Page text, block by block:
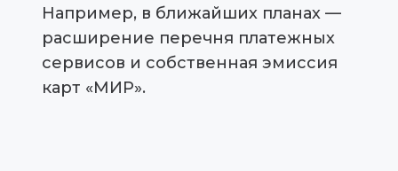
Например, в ближайших планах —
расширение перечня платежных
сервисов и собственная эмиссия
карт «МИР».